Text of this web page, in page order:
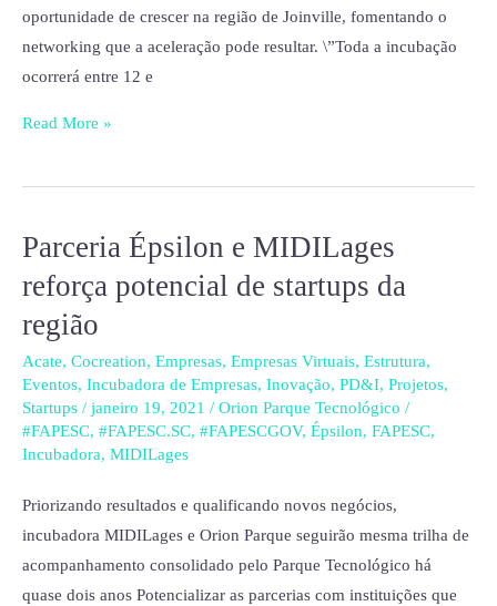
oportunidade de crescer na região de Joinville, fomentando o
networking que a aceleração pode resultar. \”Toda a incubação
ocorrerá entre 12 e
Read More »
Parceria Épsilon e MIDILages
reforça potencial de startups da
região
Acate, Cocreation, Empresas, Empresas Virtuais, Estrutura,
Eventos, Incubadora de Empresas, Inovação, PD&I, Projetos,
Startups / janeiro 19, 2021 / Orion Parque Tecnológico /
#FAPESC, #FAPESC.SC, #FAPESCGOV, Épsilon, FAPESC,
Incubadora, MIDILages
Priorizando resultados e qualificando novos negócios,
incubadora MIDILages e Orion Parque seguirão mesma trilha de
acompanhamento consolidado pelo Parque Tecnológico há
quase dois anos Potencializar as parcerias com instituições que
Parceria
Épsilon
e
MIDILages
reforça
potencial
startups
região